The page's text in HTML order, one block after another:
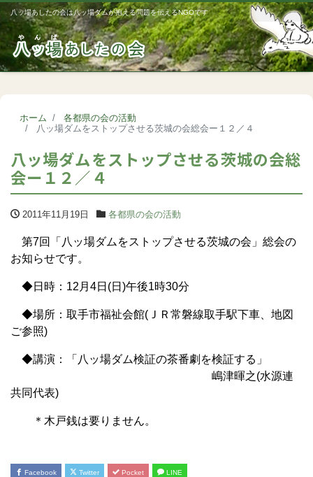
八ッ場あしたの会は八ッ場ダムが抱える問題を伝えるNGOです
ホーム
各都県の会の活動
八ッ場ダムをストップさせる茨城の会総会ー１２／４
八ッ場ダムをストップさせる茨城の会総
会ー１２／４
2011年11月19日 各都県の会の活動
第7回「八ッ場ダムをストップさせる茨城の会」総会の
お知らせです。
◆日時：12月4日(日)午後1時30分
◆場所：取手市福祉会館(ＪＲ常磐線取手駅下車、地図
ご参照)
◆講演：「八ッ場ダム検証の茶番劇を検証する」
嶋津暉之(水源連
共同代表)
＊木戸銭は要りません。
Facebook Twitter Pocket LINE